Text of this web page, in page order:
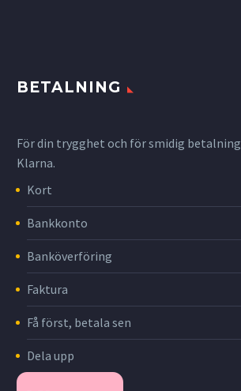
BETALNING
För din trygghet och för smidig betalning
Klarna.
Kort
Bankkonto
Banköverföring
Faktura
Få först, betala sen
Dela upp